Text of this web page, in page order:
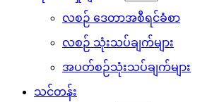
လစဉ် ဒေတာအစီရင်ခံစာ
လစဉ် သုံးသပ်ချက်များ
အပတ်စဉ်သုံးသပ်ချက်များ
သင်တန်း